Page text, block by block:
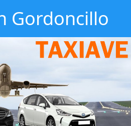
Gordoncillo